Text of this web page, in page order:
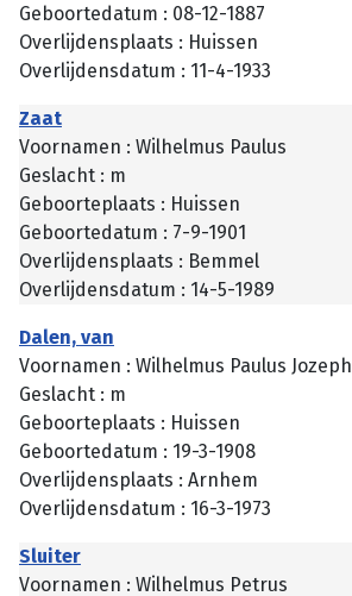
Geboortedatum : 08-12-1887
Overlijdensplaats : Huissen
Overlijdensdatum : 11-4-1933
Zaat
Voornamen : Wilhelmus Paulus
Geslacht : m
Geboorteplaats : Huissen
Geboortedatum : 7-9-1901
Overlijdensplaats : Bemmel
Overlijdensdatum : 14-5-1989
Dalen, van
Voornamen : Wilhelmus Paulus Jozeph
Geslacht : m
Geboorteplaats : Huissen
Geboortedatum : 19-3-1908
Overlijdensplaats : Arnhem
Overlijdensdatum : 16-3-1973
Sluiter
Voornamen : Wilhelmus Petrus